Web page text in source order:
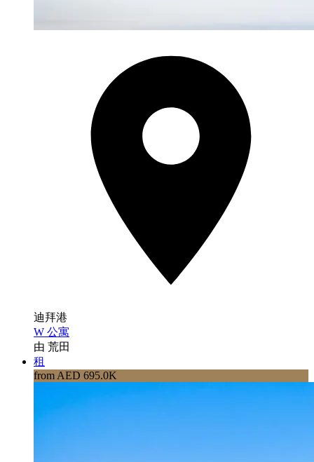
迪拜港
W 公寓
由 荒田
租
from AED 695.0K